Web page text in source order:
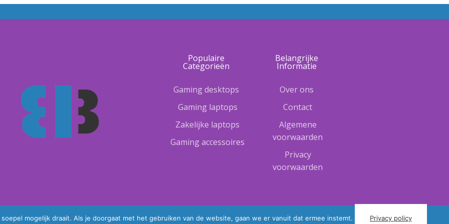
Populaire
Categorieën
Gaming desktops
Gaming laptops
Zakelijke laptops
Gaming accessoires
Belangrijke
Informatie
Over ons
Contact
Algemene
voorwaarden
Privacy
voorwaarden
mogelijk draait. Als je doorgaat met het gebruiken van de website, gaan we er vanuit dat ermee instemt. Privacy policy